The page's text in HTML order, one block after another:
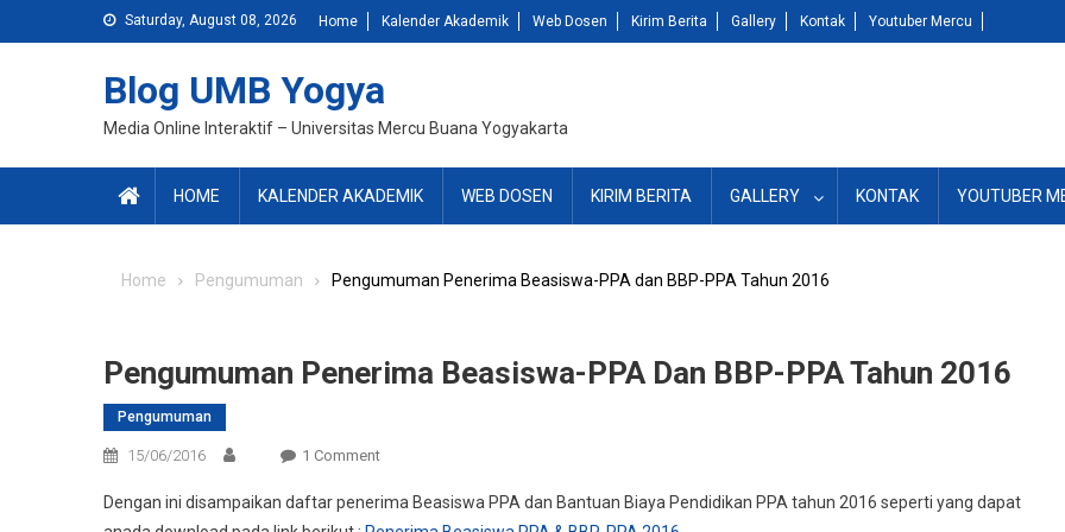
to
Saturday, August 08, 2026 Home Kalender Akademik Web Dosen Kirim Berita Gallery Kontak Youtuber Mercu
Blog UMB Yogya
Media Online Interaktif – Universitas Mercu Buana Yogyakarta
HOME KALENDER AKADEMIK WEB DOSEN KIRIM BERITA GALLERY KONTAK YOUTUBER
Home Pengumuman Pengumuman Penerima Beasiswa-PPA dan BBP-PPA Tahun 2016
Pengumuman Penerima Beasiswa-PPA Dan BBP-PPA Tahun 2016
Pengumuman
15/06/2016 1 CommentOn
Penerima
Dengan ini disampaikan daftar penerima Beasiswa PPA dan Bantuan Biaya Pendidikan PPA tahun 2016 seperti yang dapat